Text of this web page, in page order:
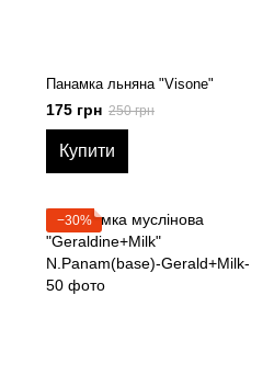
Панамка льняна "Visone"
175 грн 250 грн
Купити
−30%